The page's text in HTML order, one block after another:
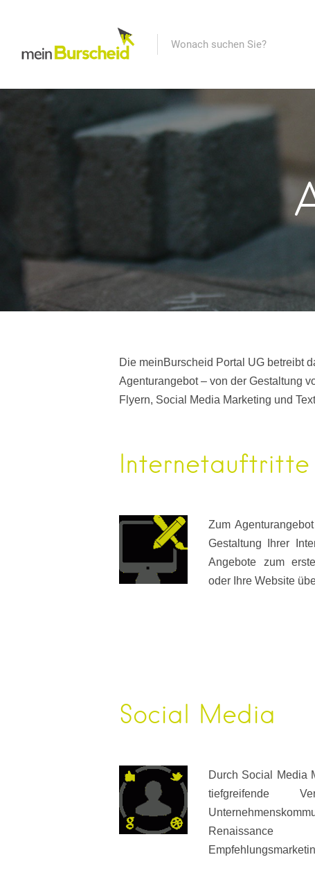
Die meinBurscheid Portal UG betreibt
Agenturangebot – von der Gestaltung
Flyern, Social Media Marketing und
Internetauftritte
Zum
Gestaltung Ihrer
Angebote zum
oder Ihre Website
Social Media
Durch Social Media
tiefgreifende